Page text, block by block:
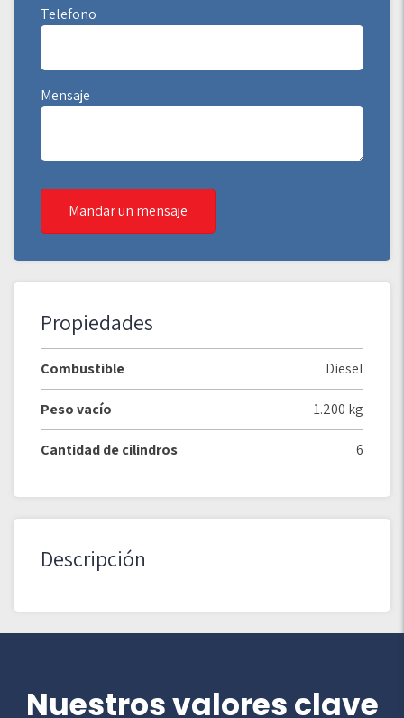
Telefono
Mensaje
Mandar un mensaje
Propiedades
Combustible Diesel
Peso vacío 1.200 kg
Cantidad de cilindros 6
Descripción
Nuestros valores clave